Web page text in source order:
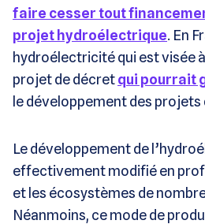
faire cesser tout
projet hydroélectrique. En
hydroélectricité qui est visée
projet de décretqui pourrait
le développement des projets
Le développement de
effectivement modifié en
et les écosystèmes de
Néanmoins, ce mode de